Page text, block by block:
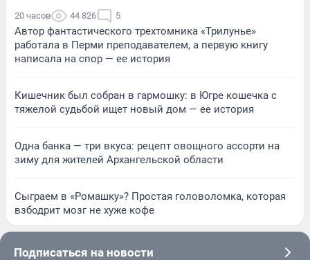
20 часов 44 826 5
Автор фантастического трехтомника «Трилунье»
работала в Перми преподавателем, а первую книгу
написала на спор — ее история
Кишечник был собран в гармошку: в Югре кошечка с
тяжелой судьбой ищет новый дом — ее история
Одна банка — три вкуса: рецепт овощного ассорти на
зиму для жителей Архангельской области
Сыграем в «Ромашку»? Простая головоломка, которая
взбодрит мозг не хуже кофе
Подписаться на новости